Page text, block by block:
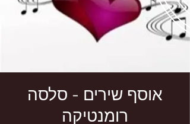
אוסף שירים - סלסה
רומנטיקה